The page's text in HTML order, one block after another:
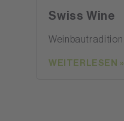
Swiss Wine
Weinbautradition
WEITERLESEN »